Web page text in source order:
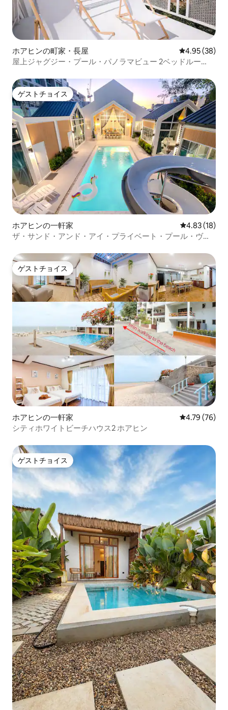
ホアヒンの町家・長屋 レビュー38
4.95 (38)
屋上ジャグジー・プール・パノラマビュー 2ベッドルー
ゲストチョイス
ゲストチョイス
ホアヒンの一軒家 レビュー18
4.83 (18)
ザ・サンド・アンド・アイ・プライベート・プール・ヴィ
ゲストチョイス
ゲストチョイス
ホアヒンの一軒家 レビュー76
4.79 (76)
シティホワイトビーチハウス2 ホアヒン
ゲストチョイス
ゲストチョイス